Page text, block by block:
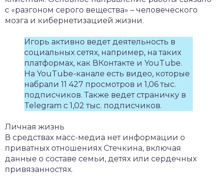
с «разгоном серого вещества» – человеческого
мозга и кибернетизацией жизни.
Игорь активно ведет деятельность в
социальных сетях, например, на таких
платформах, как ВКонтакте и YouTube.
На YouTube-канале есть видео, которые
набрали 11 427 просмотров и 1,06 тыс.
подписчиков. Также ведет страничку в
Telegram с 1,02 тыс. подписчиков.
Личная жизнь
В средствах масс-медиа нет информации о
приватных отношениях Стечкина, включая
данные о составе семьи, детях или сердечных
привязанностях.